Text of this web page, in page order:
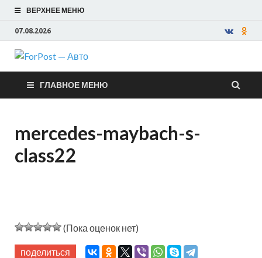
ВЕРХНЕЕ МЕНЮ
07.08.2026
ForPost —
Авто
ГЛАВНОЕ МЕНЮ
mercedes-maybach-s-
class22
(Пока оценок нет)
поделиться